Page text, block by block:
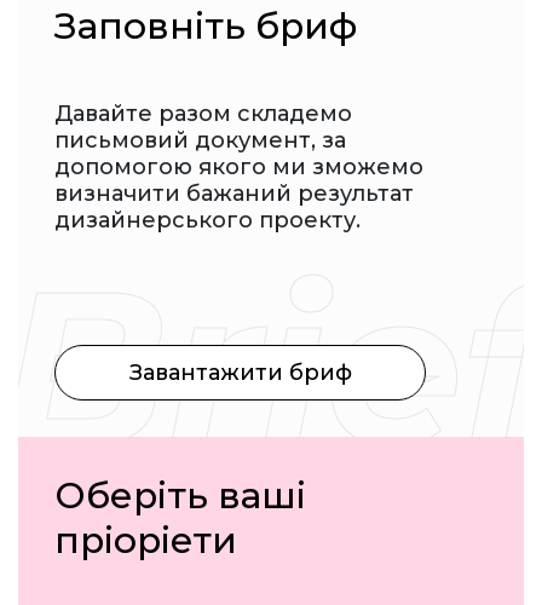
Заповніть бриф
Давайте разом складемо
письмовий документ, за
допомогою якого ми зможемо
визначити бажаний результат
дизайнерського проекту.
Завантажити бриф
Оберіть ваші
пріоріети